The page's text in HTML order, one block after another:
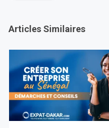
Articles Similaires